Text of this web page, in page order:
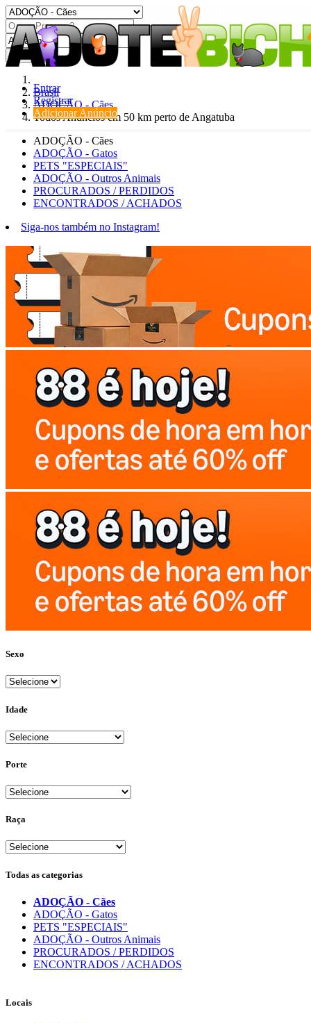
Entrar
Registrar
Adicionar Anúncio
Procurar
Brasil
ADOÇÃO - Cães
Todos Anúncios em 50 km perto de Angatuba
ADOÇÃO - Cães
ADOÇÃO - Gatos
PETS "ESPECIAIS"
ADOÇÃO - Outros Animais
PROCURADOS / PERDIDOS
ENCONTRADOS / ACHADOS
Siga-nos também no Instagram!
Sexo
Idade
Porte
Raça
Todas as categorias
ADOÇÃO - Cães
ADOÇÃO - Gatos
PETS "ESPECIAIS"
ADOÇÃO - Outros Animais
PROCURADOS / PERDIDOS
ENCONTRADOS / ACHADOS
Locais